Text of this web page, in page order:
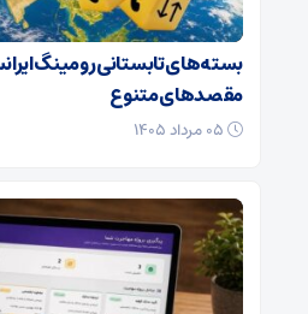
بسته‌های تابستانی رومینگ
مقصدهای متنوع